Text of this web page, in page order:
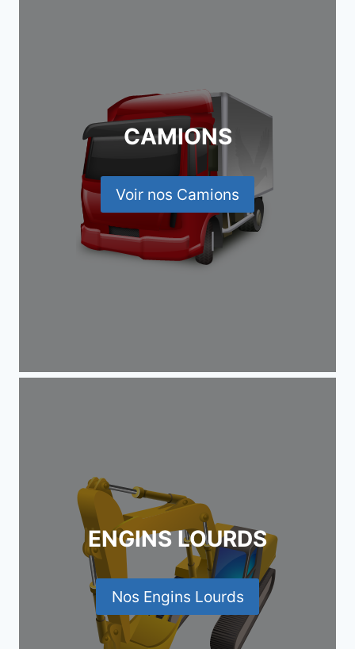
CAMIONS
Voir nos Camions
ENGINS LOURDS
Nos Engins Lourds